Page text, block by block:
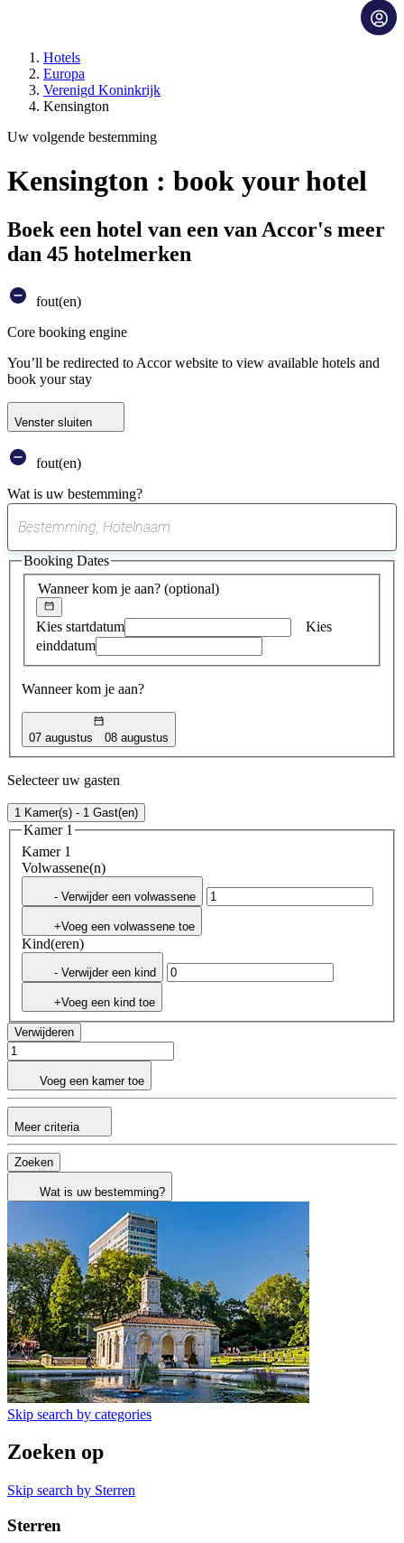
Hotels
Europa
Verenigd Koninkrijk
Kensington
Uw volgende bestemming
Kensington : book your hotel
Boek een hotel van een van Accor's meer
dan 45 hotelmerken
fout(en)
Core booking engine
You’ll be redirected to Accor website to view available hotels and
book your stay
Venster sluiten
fout(en)
Wat is uw bestemming?
suggestie
gevonden
Wanneer kom je aan? (optional)
Kies startdatum
Kies
einddatum
Wanneer kom je aan?
07 augustus 08 augustus
Booking Dates
Selecteer uw gasten
1 Kamer(s) - 1 Gast(en)
Kamer 1
Kamer 1
Volwassene(n)
- Verwijder een volwassene
+Voeg een volwassene toe
Kind(eren)
- Verwijder een kind
+Voeg een kind toe
Verwijderen
Voeg een kamer toe
Meer criteria
Zoeken
Wat is uw bestemming?
Skip search by categories
Zoeken op
Skip search by Sterren
Sterren